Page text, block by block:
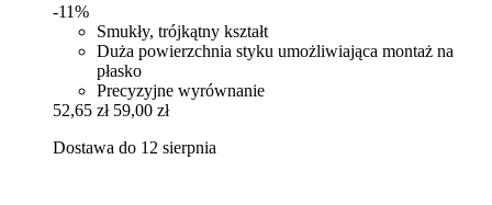
-11%
Smukły, trójkątny kształt
Duża powierzchnia styku umożliwiająca montaż na
płasko
Precyzyjne wyrównanie
52,65 zł 59,00 zł
Dostawa do 12 sierpnia